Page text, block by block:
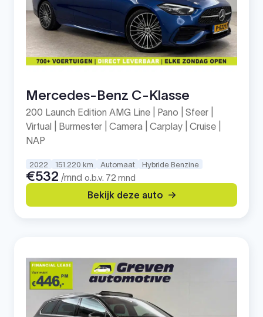
Mercedes-Benz C-Klasse
200 Launch Edition AMG Line | Pano | Sfeer |
Virtual | Burmester | Camera | Carplay | Cruise |
NAP
2022 151.220 km Automaat Hybride Benzine
€532 /mnd o.b.v. 72 mnd
Bekijk deze auto